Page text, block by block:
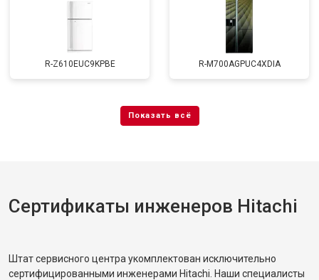
R-Z610EUC9KPBE R-M700AGPUC4XDIA
Сертификаты инженеров Hitachi
Штат сервисного центра укомплектован исключительно
сертифицированными инженерами Hitachi. Наши специалисты